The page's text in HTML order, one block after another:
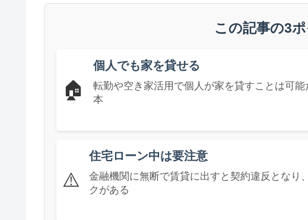
この記事の3
🏠
個人でも家を貸せる
転勤や空き家活用で個人が家を貸すことは可
本
⚠️
住宅ローン中は要注意
金融機関に無断で賃貸に出すと契約違反となり
クがある